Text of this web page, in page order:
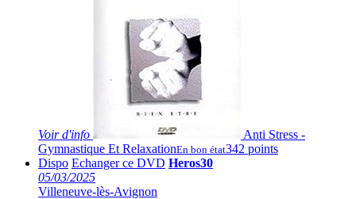
Voir d'info
Anti Stress -
Gymnastique Et RelaxationEn bon état342 points
Dispo Echanger ce DVD Heros30
05/03/2025
Villeneuve-lès-Avignon